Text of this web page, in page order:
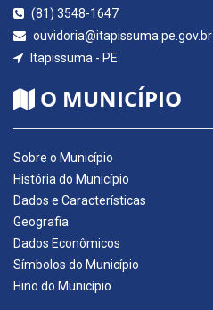
(81) 3548-1647
ouvidoria@itapissuma.pe.gov.br
Itapissuma - PE
O MUNICÍPIO
Sobre o Município
História do Município
Dados e Características
Geografia
Dados Econômicos
Símbolos do Município
Hino do Município